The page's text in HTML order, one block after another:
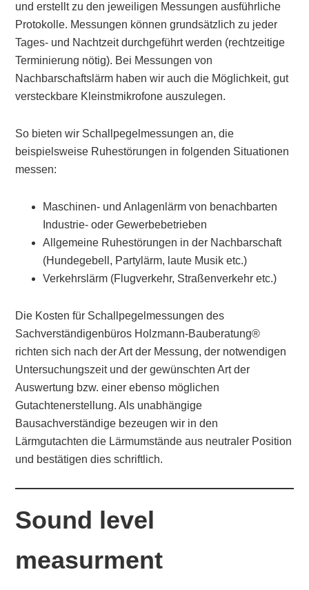
und erstellt zu den jeweiligen Messungen ausführliche
Protokolle. Messungen können grundsätzlich zu jeder
Tages- und Nachtzeit durchgeführt werden (rechtzeitige
Terminierung nötig). Bei Messungen von
Nachbarschaftslärm haben wir auch die Möglichkeit, gut
versteckbare Kleinstmikrofone auszulegen.
So bieten wir Schallpegelmessungen an, die
beispielsweise Ruhestörungen in folgenden Situationen
messen:
Maschinen- und Anlagenlärm von benachbarten
Industrie- oder Gewerbebetrieben
Allgemeine Ruhestörungen in der Nachbarschaft
(Hundegebell, Partylärm, laute Musik etc.)
Verkehrslärm (Flugverkehr, Straßenverkehr etc.)
Die Kosten für Schallpegelmessungen des
Sachverständigenbüros Holzmann-Bauberatung®
richten sich nach der Art der Messung, der notwendigen
Untersuchungszeit und der gewünschten Art der
Auswertung bzw. einer ebenso möglichen
Gutachtenerstellung. Als unabhängige
Bausachverständige bezeugen wir in den
Lärmgutachten die Lärmumstände aus neutraler Position
und bestätigen dies schriftlich.
Sound level
measurment